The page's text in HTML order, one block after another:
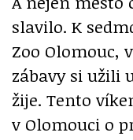
slavilo. K
Zoo Olomouc,
zábavy si užili
žije. Tento
v Olomouci o